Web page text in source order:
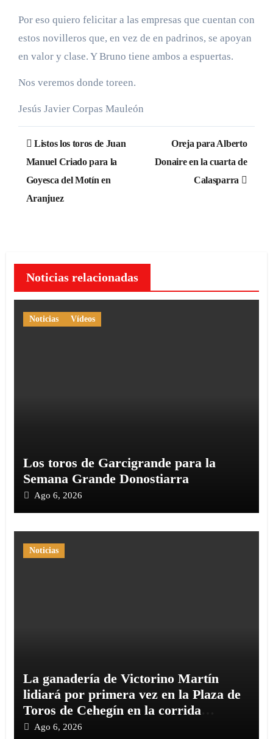
Por eso quiero felicitar a las empresas que cuentan con
estos novilleros que, en vez de en padrinos, se apoyan
en valor y clase. Y Bruno tiene ambos a espuertas.
Nos veremos donde toreen.
Jesús Javier Corpas Mauleón
Navegación
de
entradas
Listos los toros de Juan
Manuel Criado para la
Goyesca del Motín en
Aranjuez
Oreja para Alberto
Donaire en la cuarta de
Calasparra
Noticias relacionadas
Noticias Vídeos
Los toros de Garcigrande para la
Semana Grande Donostiarra
Ago 6, 2026
Noticias
La ganadería de Victorino Martín
lidiará por primera vez en la Plaza de
Toros de Cehegín en la corrida
conmemorativa de su 125 aniversario
Ago 6, 2026